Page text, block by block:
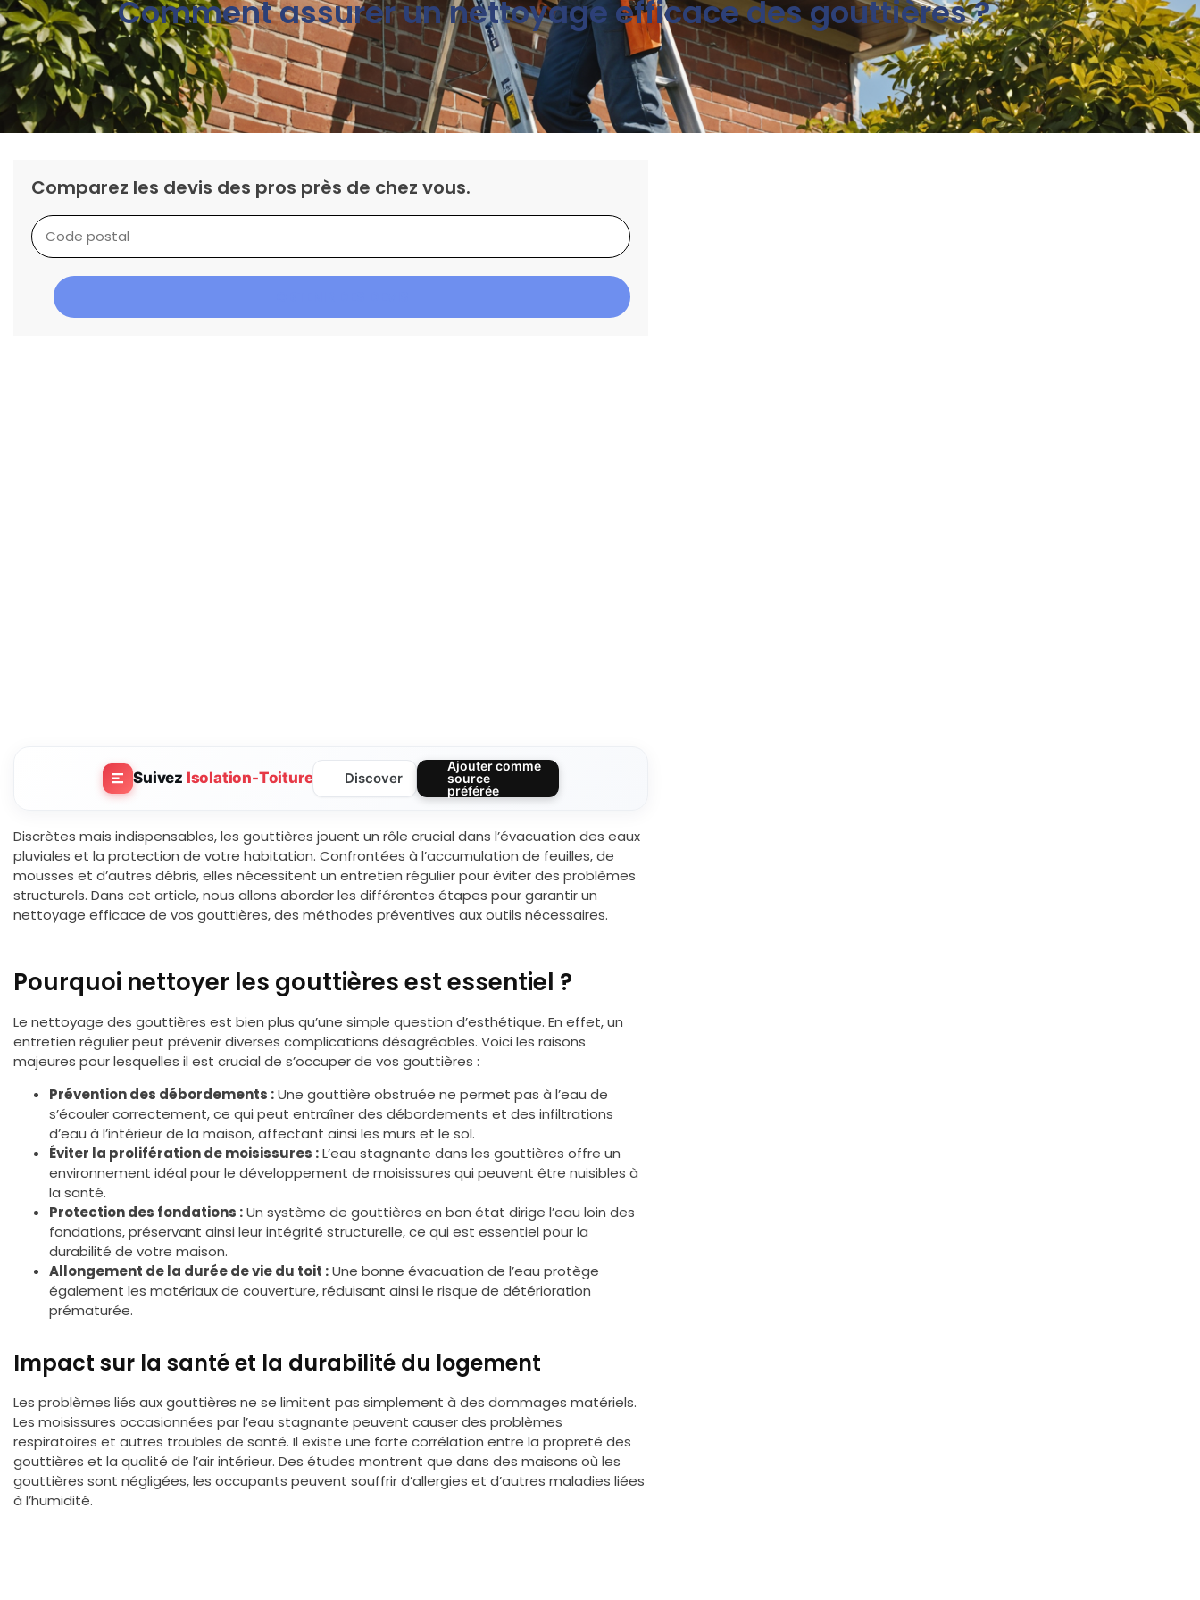
Comment assurer un nettoyage efficace des gouttières ?
Comparez les devis des pros près de chez vous.
Suivez Isolation-Toiture Discover
Ajouter comme
source
préférée
Discrètes mais indispensables, les gouttières jouent un rôle crucial dans l’évacuation des eaux
pluviales et la protection de votre habitation. Confrontées à l’accumulation de feuilles, de
mousses et d’autres débris, elles nécessitent un entretien régulier pour éviter des problèmes
structurels. Dans cet article, nous allons aborder les différentes étapes pour garantir un
nettoyage efficace de vos gouttières, des méthodes préventives aux outils nécessaires.
Pourquoi nettoyer les gouttières est essentiel ?
Le nettoyage des gouttières est bien plus qu’une simple question d’esthétique. En effet, un
entretien régulier peut prévenir diverses complications désagréables. Voici les raisons
majeures pour lesquelles il est crucial de s’occuper de vos gouttières :
Prévention des débordements :Une gouttière obstruée ne permet pas à l’eau de
s’écouler correctement, ce qui peut entraîner des débordements et des infiltrations
d’eau à l’intérieur de la maison, affectant ainsi les murs et le sol.
Éviter la prolifération de moisissures :L’eau stagnante dans les gouttières offre un
environnement idéal pour le développement de moisissures qui peuvent être nuisibles à
la santé.
Protection des fondations :Un système de gouttières en bon état dirige l’eau loin des
fondations, préservant ainsi leur intégrité structurelle, ce qui est essentiel pour la
durabilité de votre maison.
Allongement de la durée de vie du toit :Une bonne évacuation de l’eau protège
également les matériaux de couverture, réduisant ainsi le risque de détérioration
prématurée.
Impact sur la santé et la durabilité du logement
Les problèmes liés aux gouttières ne se limitent pas simplement à des dommages matériels.
Les moisissures occasionnées par l’eau stagnante peuvent causer des problèmes
respiratoires et autres troubles de santé. Il existe une forte corrélation entre la propreté des
gouttières et la qualité de l’air intérieur. Des études montrent que dans des maisons où les
gouttières sont négligées, les occupants peuvent souffrir d’allergies et d’autres maladies liées
à l’humidité.